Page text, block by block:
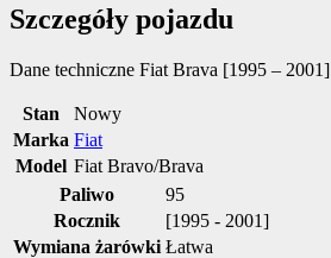
Szczegóły pojazdu
Dane techniczne Fiat Brava [1995 – 2001]
Stan
Nowy
Marka Fiat
Model Fiat Bravo/Brava
Paliwo
95
Rocznik
[1995 - 2001]
Wymiana żarówki Łatwa